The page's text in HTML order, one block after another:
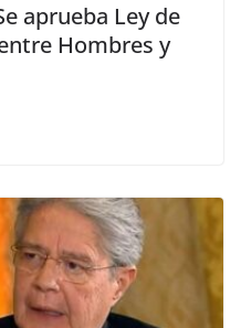
aprueba Ley de
Hombres y